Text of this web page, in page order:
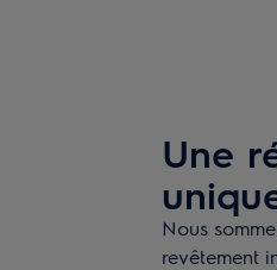
Une
Nous
revêtement